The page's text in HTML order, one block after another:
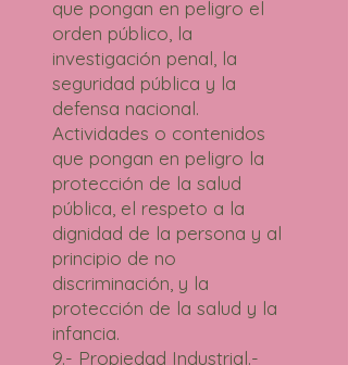
que pongan en peligro el
orden público, la
investigación penal, la
seguridad pública y la
defensa nacional.
Actividades o contenidos
que pongan en peligro la
protección de la salud
pública, el respeto a la
dignidad de la persona y al
principio de no
discriminación, y la
protección de la salud y la
infancia.
9.- Propiedad Industrial.-